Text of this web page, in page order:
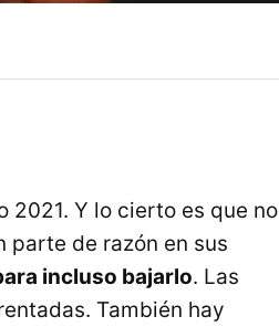
2021. Y lo cierto es que no
parte de razón en sus
incluso bajarlo. Las
También hay